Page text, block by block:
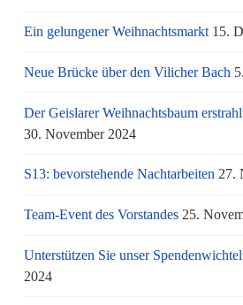
Ein gelungener Weihnachtsmarkt 15.
Neue Brücke über den Vilicher Bach
Der Geislarer Weihnachtsbaum
30. November 2024
S13: bevorstehende Nachtarbeiten 27.
Team-Event des Vorstandes 25.
Unterstützen Sie unser
2024